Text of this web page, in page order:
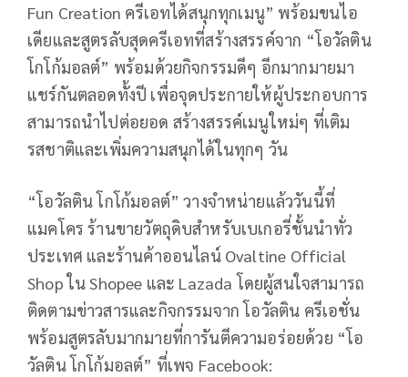
Fun Creation ครีเอทได้สนุกทุกเมนู” พร้อมขนไอ
เดียและสูตรลับสุดครีเอทที่สร้างสรรค์จาก “โอวัลติน
โกโก้มอลต์” พร้อมด้วยกิจกรรมดีๆ อีกมากมายมา
แชร์กันตลอดทั้งปี เพื่อจุดประกายให้ผู้ประกอบการ
สามารถนำไปต่อยอด สร้างสรรค์เมนูใหม่ๆ ที่เติม
รสชาติและเพิ่มความสนุกได้ในทุกๆ วัน
“โอวัลติน โกโก้มอลต์” วางจำหน่ายแล้ววันนี้ที่
แมคโคร ร้านขายวัตถุดิบสำหรับเบเกอรี่ชั้นนำทั่ว
ประเทศ และร้านค้าออนไลน์ Ovaltine Official
Shop ใน Shopee และ Lazada โดยผู้สนใจสามารถ
ติดตามข่าวสารและกิจกรรมจาก โอวัลติน ครีเอชั่น
พร้อมสูตรลับมากมายที่การันตีความอร่อยด้วย “โอ
วัลติน โกโก้มอลต์” ที่เพจ Facebook: